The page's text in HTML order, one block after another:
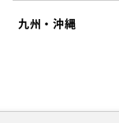
九州・沖縄